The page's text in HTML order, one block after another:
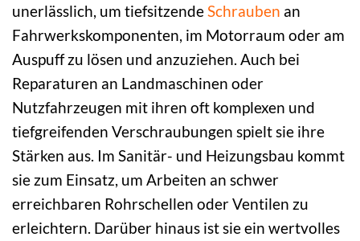
unerlässlich, um tiefsitzendeSchrauben an
Fahrwerkskomponenten, im Motorraum oder am
Auspuff zu lösen und anzuziehen. Auch bei
Reparaturen an Landmaschinen oder
Nutzfahrzeugen mit ihren oft komplexen und
tiefgreifenden Verschraubungen spielt sie ihre
Stärken aus. Im Sanitär- und Heizungsbau kommt
sie zum Einsatz, um Arbeiten an schwer
erreichbaren Rohrschellen oder Ventilen zu
erleichtern. Darüber hinaus ist sie ein wertvolles